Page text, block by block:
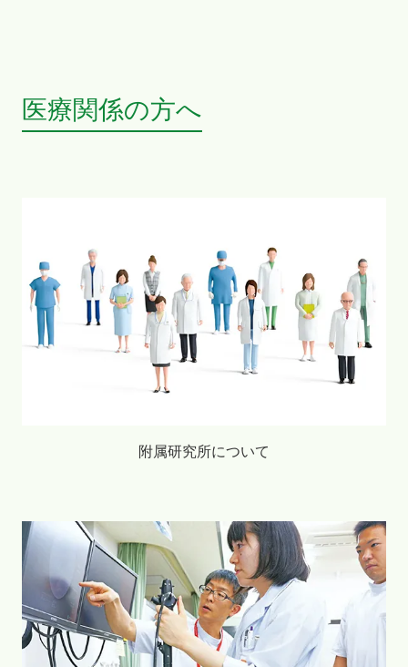
医療関係の方へ
附属研究所について